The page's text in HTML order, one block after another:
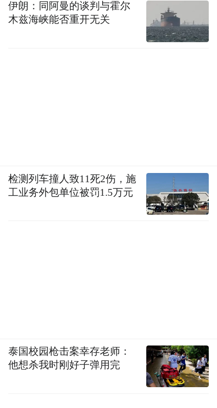
布，本平台仅提供信息存储空间服务。
Notice: The content above (including the videos,
pictures and audios if any) is uploaded and posted
by the user of Dafeng Hao, which is a social media
伊朗：同阿曼的谈判与霍尔
木兹海峡能否重开无关
检测列车撞人致11死2伤，施
工业务外包单位被罚1.5万元
泰国校园枪击案幸存老师：
他想杀我时刚好子弹用完